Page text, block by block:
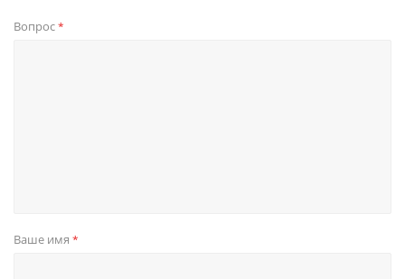
Вопрос*
Ваше имя *